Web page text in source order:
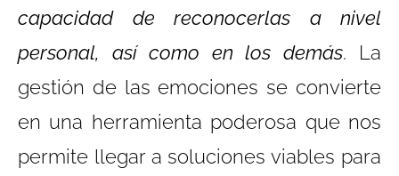
capacidad de reconocerlas a nivel
personal, así como en los demás. La
gestión de las emociones se convierte
en una herramienta poderosa que nos
permite llegar a soluciones viables para